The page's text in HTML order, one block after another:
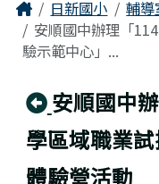
Home日新國小 輔導
安順國中辦理「
驗示範中心」...
回上頁
安順國中
學區域職業
體驗營活動